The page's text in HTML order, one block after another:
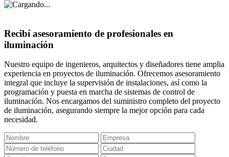
Recibí asesoramiento de profesionales en
iluminación
Nuestro equipo de ingenieros, arquitectos y diseñadores tiene amplia
experiencia en proyectos de iluminación. Ofrecemos asesoramiento
integral que incluye la supervisión de instalaciones, así como la
programación y puesta en marcha de sistemas de control de
iluminación. Nos encargamos del suministro completo del proyecto
de iluminación, asegurando siempre la mejor opción para cada
necesidad.